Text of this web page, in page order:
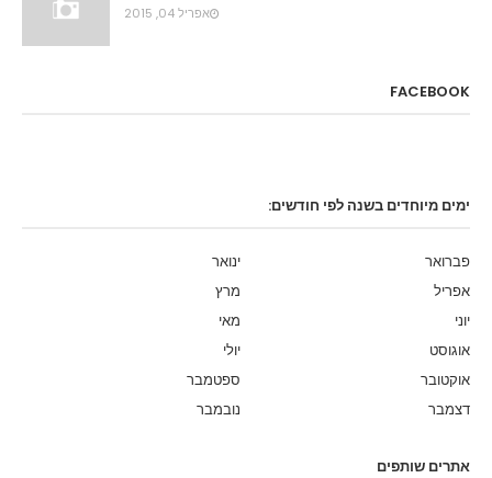
אפריל 04, 2015
FACEBOOK
ימים מיוחדים בשנה לפי חודשים:
ינואר
פברואר
מרץ
אפריל
מאי
יוני
יולי
אוגוסט
ספטמבר
אוקטובר
נובמבר
דצמבר
אתרים שותפים